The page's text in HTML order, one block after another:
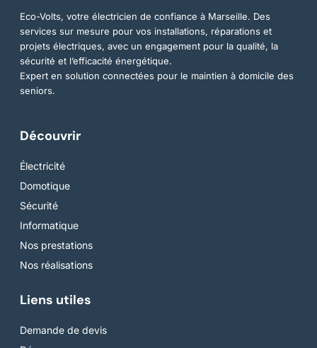
Eco-Volts, votre électricien de confiance à Marseille. Des
services sur mesure pour vos installations, réparations et
projets électriques, avec un engagement pour la qualité, la
sécurité et l’efficacité énergétique.
Expert en solution connectées pour le maintien à domicile des
seniors.
Découvrir
Électricité
Domotique
Sécurité
Informatique
Nos prestations
Nos réalisations
Liens utiles
Demande de devis